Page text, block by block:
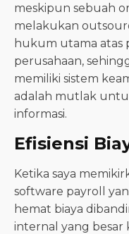
meskipun sebuah
melakukan
hukum utama atas
perusahaan,
memiliki sistem
adalah mutlak
informasi.
Efisiensi
Ketika saya
software payroll
hemat biaya
internal yang besar